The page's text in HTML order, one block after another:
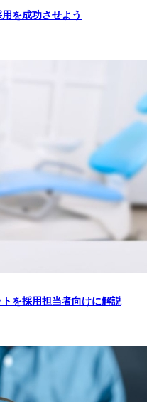
を成功させよう
を採用担当者向けに解説